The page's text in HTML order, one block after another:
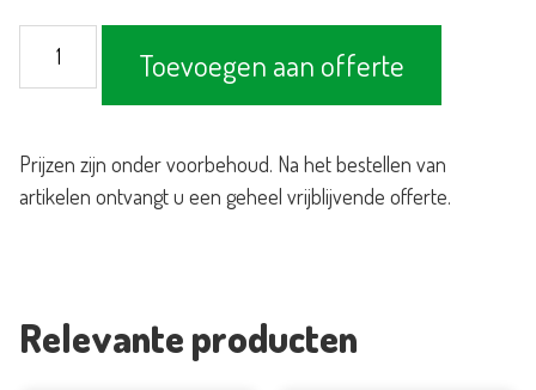
183x76cm
Toevoegen aan offerte
Prijzen zijn onder voorbehoud. Na het bestellen van
artikelen ontvangt u een geheel vrijblijvende offerte.
Relevante producten